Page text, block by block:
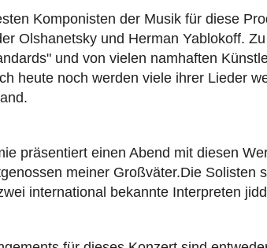
Komponisten der Musik für diese
Olshanetsky und Herman Yablokoff.
und von vielen namhaften
heute noch werden viele ihrer Lieder
präsentiert einen Abend mit diesen
meiner Großväter.Die Solisten
international bekannte Interpreten